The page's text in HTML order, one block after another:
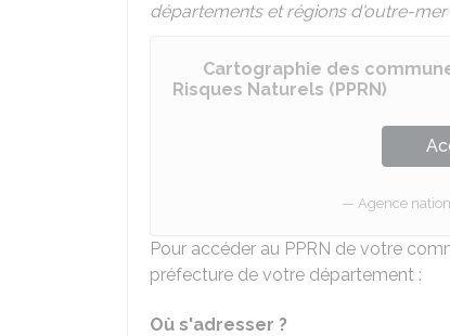
départements et régions d'outre-mer
Cartographie des
Risques Naturels (PPRN)
Agence
Pour accéder au PPRN de votre
préfecture de votre département :
Où s'adresser ?